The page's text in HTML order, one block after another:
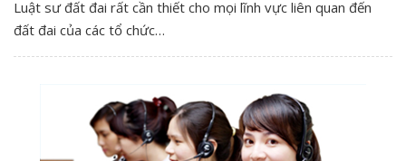
Luật sư đất đai rất cần thiết cho mọi lĩnh vực liên quan đến
đất đai của các tổ chức…